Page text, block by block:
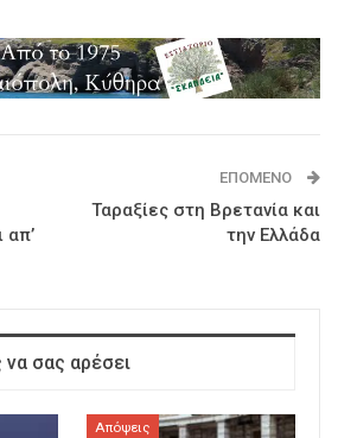
απ’
ΕΠΌΜΕΝΟ
Ταραξίες στη Βρετανία και
την Ελλάδα
σας αρέσει
Απόψεις